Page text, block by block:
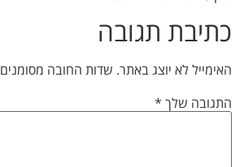
כתיבת תגובה
האימייל לא יוצג באתר. שדות החובה מסומנים
התגובה שלך*